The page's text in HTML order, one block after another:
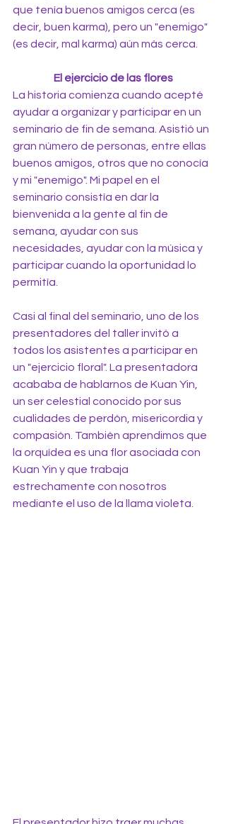
que tenía buenos amigos cerca (es
decir, buen karma), pero un "enemigo"
(es decir, mal karma) aún más cerca.
El ejercicio de las flores
La historia comienza cuando acepté
ayudar a organizar y participar en un
seminario de fin de semana. Asistió un
gran número de personas, entre ellas
buenos amigos, otros que no conocía
y mi "enemigo". Mi papel en el
seminario consistía en dar la
bienvenida a la gente al fin de
semana, ayudar con sus
necesidades, ayudar con la música y
participar cuando la oportunidad lo
permitía.
Casi al final del seminario, uno de los
presentadores del taller invitó a
todos los asistentes a participar en
un "ejercicio floral". La presentadora
acababa de hablarnos de Kuan Yin,
un ser celestial conocido por sus
cualidades de perdón, misericordia y
compasión. También aprendimos que
la orquídea es una flor asociada con
Kuan Yin y que trabaja
estrechamente con nosotros
mediante el uso de la llama violeta.